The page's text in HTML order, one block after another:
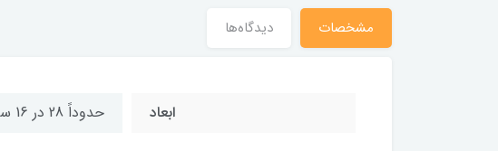
مشخصات دیدگاه‌ها
ابعاد حدوداً 28 در 16 سانتی متر